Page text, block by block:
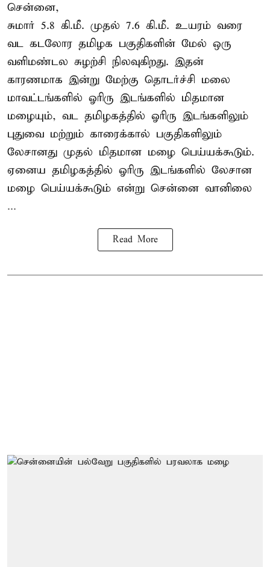
சென்னை,
சுமார் 5.8 கி.மீ. முதல் 7.6 கி.மீ. உயரம் வரை
வட கடலோர தமிழக பகுதிகளின் மேல் ஒரு
வளிமண்டல சுழற்சி நிலவுகிறது. இதன்
காரணமாக இன்று மேற்கு தொடர்ச்சி மலை
மாவட்டங்களில் ஓரிரு இடங்களில் மிதமான
மழையும், வட தமிழகத்தில் ஓரிரு இடங்களிலும்
புதுவை மற்றும் காரைக்கால் பகுதிகளிலும்
லேசானது முதல் மிதமான மழை பெய்யக்கூடும்.
ஏனைய தமிழகத்தில் ஓரிரு இடங்களில் லேசான
மழை பெய்யக்கூடும் என்று சென்னை வானிலை
...
Read More